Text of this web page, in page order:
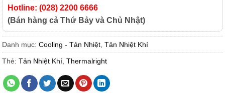
Hotline: (028) 2200 6666
(Bán hàng cả Thứ Bảy và Chủ Nhật)
Danh mục: Cooling - Tản Nhiệt Tản Nhiệt Khí
Thẻ: Tản Nhiệt Khí Thermalright